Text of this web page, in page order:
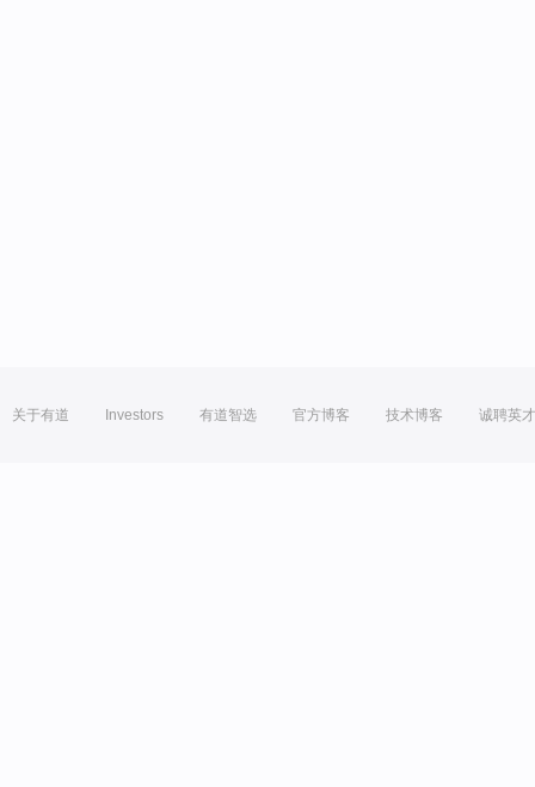
关于有道 Investors 有道智选 官方博客 技术博客 诚聘英才